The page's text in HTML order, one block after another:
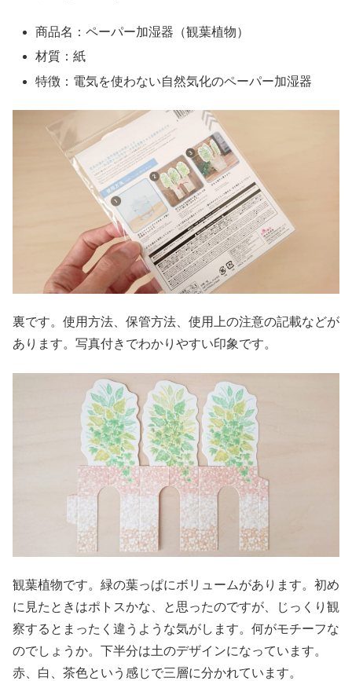
商品名：ペーパー加湿器（観葉植物）
材質：紙
特徴：電気を使わない自然気化のペーパー加湿器
裏です。使用方法、保管方法、使用上の注意の記載などが
あります。写真付きでわかりやすい印象です。
観葉植物です。緑の葉っぱにボリュームがあります。初め
に見たときはポトスかな、と思ったのですが、じっくり観
察するとまったく違うような気がします。何がモチーフな
のでしょうか。下半分は土のデザインになっています。
赤、白、茶色という感じで三層に分かれています。